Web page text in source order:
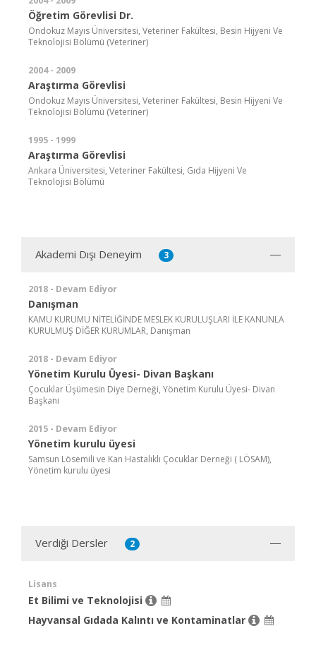
Öğretim Görevlisi Dr.
Ondokuz Mayıs Üniversitesi, Veteriner Fakültesi, Besin Hijyeni Ve
Teknolojisi Bölümü (Veteriner)
2004 - 2009
Araştırma Görevlisi
Ondokuz Mayıs Üniversitesi, Veteriner Fakültesi, Besin Hijyeni Ve
Teknolojisi Bölümü (Veteriner)
1995 - 1999
Araştırma Görevlisi
Ankara Üniversitesi, Veteriner Fakültesi, Gıda Hijyeni Ve
Teknolojisi Bölümü
Akademi Dışı Deneyim 3
2018 - Devam Ediyor
Danışman
KAMU KURUMU NİTELİĞİNDE MESLEK KURULUŞLARI İLE KANUNLA
KURULMUŞ DİĞER KURUMLAR, Danışman
2018 - Devam Ediyor
Yönetim Kurulu Üyesi- Divan Başkanı
Çocuklar Üşümesin Diye Derneği, Yönetim Kurulu Üyesi- Divan
Başkanı
2015 - Devam Ediyor
Yönetim kurulu üyesi
Samsun Lösemili ve Kan Hastalıklı Çocuklar Derneği ( LÖSAM),
Yönetim kurulu üyesi
Verdiği Dersler 2
Lisans
Et Bilimi ve Teknolojisi
Hayvansal Gıdada Kalıntı ve Kontaminatlar